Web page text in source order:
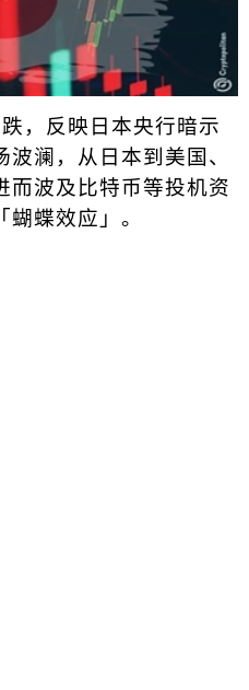
，反映 日本央行暗示
澜，从日本到美国、
而波及比特币等投机资
蝶效应」。